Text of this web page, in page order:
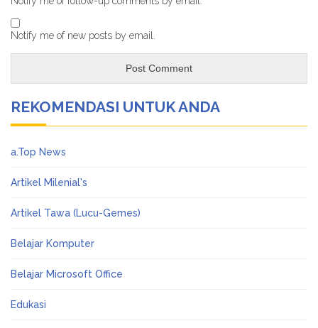
Notify me of new posts by email.
REKOMENDASI UNTUK ANDA
a.Top News
Artikel Milenial's
Artikel Tawa (Lucu-Gemes)
Belajar Komputer
Belajar Microsoft Office
Edukasi